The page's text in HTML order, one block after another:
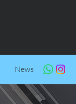
News